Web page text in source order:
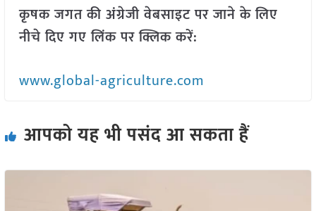
कृषक जगत की अंग्रेजी वेबसाइट पर जाने के लिए
नीचे दिए गए लिंक पर क्लिक करें:
www.global-agriculture.com
आपको यह भी पसंद आ सकता हैं